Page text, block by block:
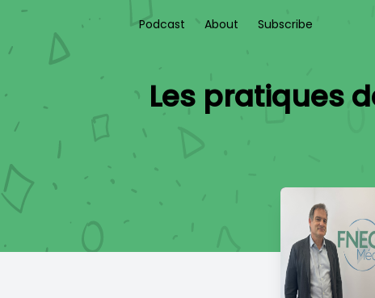
Podcast About Subscribe
Les pratiques